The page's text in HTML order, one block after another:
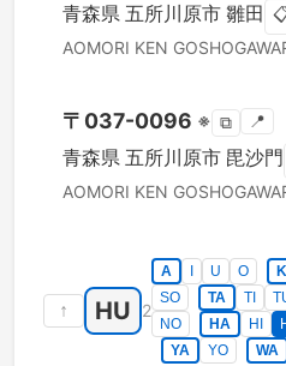
青森県 五所川原市 雛田
AOMORI KEN
〒 037-0096 ※ ⧉ 📍
青森県 五所川原市 毘沙門
AOMORI KEN
↑ HU 2
A U O
SO
TA TI
NO
HA HI
YA
YO WA